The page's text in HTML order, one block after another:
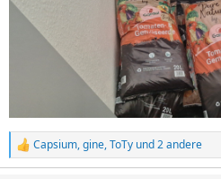
R
e
Capsium,gine,ToTy und 2 andere